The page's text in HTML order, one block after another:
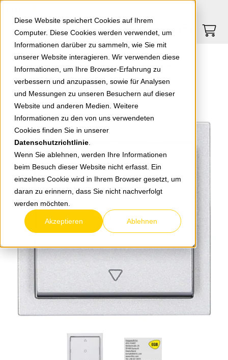
Diese Website speichert Cookies auf Ihrem
Computer. Diese Cookies werden verwendet, um
Informationen darüber zu sammeln, wie Sie mit
unserer Website interagieren. Wir verwenden diese
Informationen, um Ihre Browser-Erfahrung zu
verbessern und anzupassen, sowie für Analysen
und Messungen zu unseren Besuchern auf dieser
Website und anderen Medien. Weitere
Informationen zu den von uns verwendeten
Cookies finden Sie in unserer
Datenschutzrichtlinie
Wenn Sie ablehnen, werden Ihre Informationen
beim Besuch dieser Website nicht erfasst. Ein
einzelnes Cookie wird in Ihrem Browser gesetzt, um
daran zu erinnern, dass Sie nicht nachverfolgt
werden möchten.
Akzeptieren Ablehnen
Springe zu Hauptinhalt Springe zum Footer
0
zurück zur Übersicht